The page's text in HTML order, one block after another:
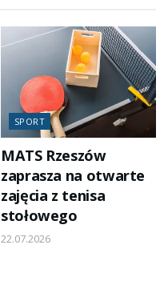
SPORT
MATS Rzeszów
zaprasza na otwarte
zajęcia z tenisa
stołowego
22.07.2026